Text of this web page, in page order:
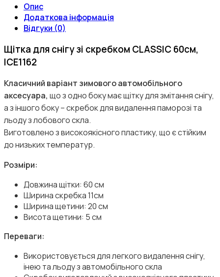
Опис
Додаткова інформація
Відгуки (0)
Щітка для снігу зі скребком CLASSIC 60см,
ICE1162
Класичний варіант зимового автомобільного
аксесуара, що з одно боку має щітку для змітання снігу,
а з іншого боку – скребок для видалення паморозі та
льоду з лобового скла.
Виготовлено з високоякісного пластику, що є стійким
до низьких температур.
Розміри:
Довжина щітки: 60 см
Ширина скребка 11см
Ширина щетини: 20 см
Висота щетини: 5 см
Переваги:
Використовується для легкого видалення снігу,
інею та льоду з автомобільного скла